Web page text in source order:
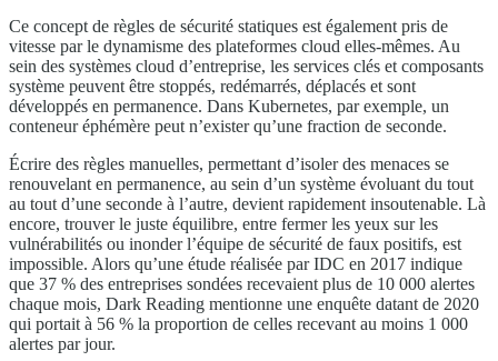
Ce concept de règles de sécurité statiques est également pris de
vitesse par le dynamisme des plateformes cloud elles-mêmes. Au
sein des systèmes cloud d’entreprise, les services clés et composants
système peuvent être stoppés, redémarrés, déplacés et sont
développés en permanence. Dans Kubernetes, par exemple, un
conteneur éphémère peut n’exister qu’une fraction de seconde.
Écrire des règles manuelles, permettant d’isoler des menaces se
renouvelant en permanence, au sein d’un système évoluant du tout
au tout d’une seconde à l’autre, devient rapidement insoutenable. Là
encore, trouver le juste équilibre, entre fermer les yeux sur les
vulnérabilités ou inonder l’équipe de sécurité de faux positifs, est
impossible. Alors qu’une étude réalisée par IDC en 2017 indique
que 37 % des entreprises sondées recevaient plus de 10 000 alertes
chaque mois, Dark Reading mentionne une enquête datant de 2020
qui portait à 56 % la proportion de celles recevant au moins 1 000
alertes par jour.